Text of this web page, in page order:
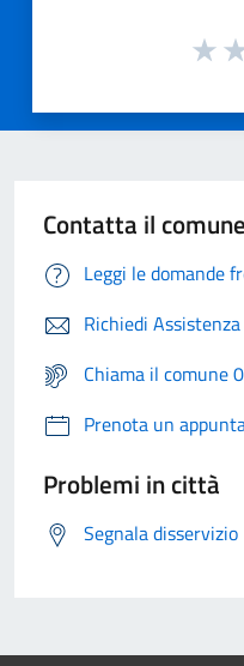
Contatta il comune
Leggi le domande
Richiedi Assistenza
Chiama il comune
Prenota un
Problemi in città
Segnala disservizio